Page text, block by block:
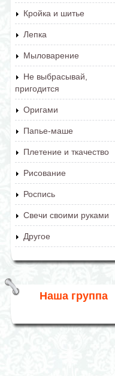
Кройка и шитье
Лепка
Мыловарение
Не выбрасывай,
пригодится
Оригами
Папье-маше
Плетение и ткачество
Рисование
Роспись
Свечи своими руками
Другое
Наша группа